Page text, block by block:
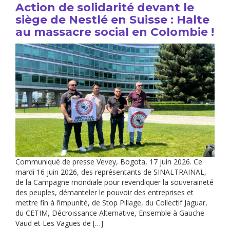
Action de solidarité devant le
siège de Nestlé en Suisse : Halte
au massacre social en Colombie !
Communiqué de presse Vevey, Bogota, 17 juin 2026. Ce
mardi 16 juin 2026, des représentants de SINALTRAINAL,
de la Campagne mondiale pour revendiquer la souveraineté
des peuples, démanteler le pouvoir des entreprises et
mettre fin à l’impunité, de Stop Pillage, du Collectif Jaguar,
du CETIM, Décroissance Alternative, Ensemble à Gauche
Vaud et Les Vagues de […]